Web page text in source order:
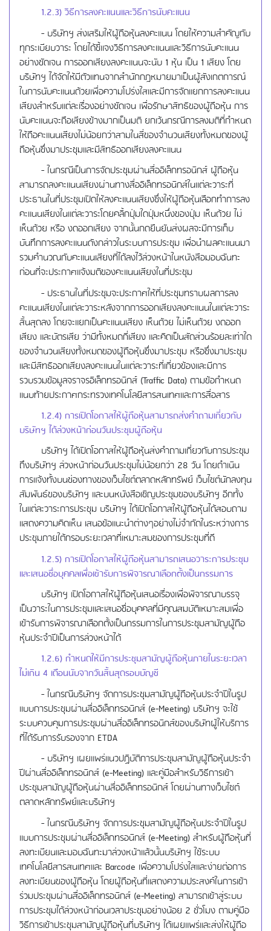
1.2.3) วิธีการลงคะแนนและวิธีการนับคะแนน
- บริษัทฯ ส่งเสริมให้ผู้ถือหุ้นลงคะแนน โดยให้ความสำคัญกับ
ทุกระเบียบวาระ โดยได้ชี้แจงวิธีการลงคะแนนและวิธีการนับคะแนน
อย่างชัดเจน การออกเสียงลงคะแนนจะนับ 1 หุ้น เป็น 1 เสียง โดย
บริษัทฯ ได้จัดให้มีตัวแทนจากสำนักกฎหมายมาเป็นผู้สังเกตการณ์
ในการนับคะแนนด้วยเพื่อความโปร่งใสและมีการจัดแยกการลงคะแนน
เสียงสำหรับแต่ละเรื่องอย่างชัดเจน เพื่อรักษาสิทธิของผู้ถือหุ้น การ
นับคะแนนจะถือเสียงข้างมากเป็นมติ ยกเว้นกรณีการลงมติที่กำหนด
ให้ถือคะแนนเสียงไม่น้อยกว่าสามในสี่ของจำนวนเสียงทั้งหมดของผู้
ถือหุ้นซึ่งมาประชุมและมีสิทธิออกเสียงลงคะแนน
- ในกรณีเป็นการจัดประชุมผ่านสื่ออิเล็กทรอนิกส์ ผู้ถือหุ้น
สามารถลงคะแนนเสียงผ่านทางสื่ออิเล็กทรอนิกส์ในแต่ละวาระที่
ประธานในที่ประชุมเปิดให้ลงคะแนนเสียงซึ่งให้ผู้ถือหุ้นเลือกทำการลง
คะแนนเสียงในแต่ละวาระโดยคลิ้กปุ่มใดปุ่มหนึ่งของปุ่ม เห็นด้วย ไม่
เห็นด้วย หรือ งดออกเสียง จากนั้นกดยืนยันส่งผลจะมีการเก็บ
บันทึกการลงคะแนนดังกล่าวในระบบการประชุม เพื่อนำผลคะแนนมา
รวมคำนวณกับคะแนนเสียงที่ได้ลงไว้ล่วงหน้าในหนังสือมอบฉันทะ
ก่อนที่จะประกาศแจ้งมติของคะแนนเสียงในที่ประชุม
- ประธานในที่ประชุมจะประกาศให้ที่ประชุมทราบผลการลง
คะแนนเสียงในแต่ละวาระหลังจากการออกเสียงลงคะแนนในแต่ละวาระ
สิ้นสุดลง โดยจะแยกเป็นคะแนนเสียง เห็นด้วย ไม่เห็นด้วย งดออก
เสียง และบัตรเสีย ว่ามีทั้งหมดกี่เสียง และคิดเป็นสัดส่วนร้อยละเท่าใด
ของจำนวนเสียงทั้งหมดของผู้ถือหุ้นซึ่งมาประชุม หรือซึ่งมาประชุม
และมีสิทธิออกเสียงลงคะแนนในแต่ละวาระที่เกี่ยวข้องและมีการ
รวบรวมข้อมูลจราจรอิเล็กทรอนิกส์ (Traffic Data) ตามข้อกําหนด
แนบท้ายประกาศกระทรวงเทคโนโลยีสารสนเทศและการสื่อสาร
1.2.4) การเปิดโอกาสให้ผู้ถือหุ้นสามารถส่งคำถามเกี่ยวกับ
บริษัทฯ ได้ล่วงหน้าก่อนวันประชุมผู้ถือหุ้น
บริษัทฯ ได้เปิดโอกาสให้ผู้ถือหุ้นส่งคำถามเกี่ยวกับการประชุม
ถึงบริษัทฯ ล่วงหน้าก่อนวันประชุมไม่น้อยกว่า 28 วัน โดยดำเนิน
การแจ้งทั้งบนช่องทางของเว็บไซต์ตลาดหลักทรัพย์ เว็บไซต์นักลงทุน
สัมพันธ์ของบริษัทฯ และบนหนังสือเชิญประชุมของบริษัทฯ อีกทั้ง
ในแต่ละวาระการประชุม บริษัทฯ ได้เปิดโอกาสให้ผู้ถือหุ้นได้สอบถาม
แสดงความคิดเห็น เสนอข้อแนะนำต่างๆอย่างไม่จำกัดในระหว่างการ
ประชุมภายใต้กรอบระยะเวลาที่เหมาะสมของการประชุมที่ดี
1.2.5) การเปิดโอกาสให้ผู้ถือหุ้นสามารถเสนอวาระการประชุม
และเสนอชื่อบุคคลเพื่อเข้ารับการพิจารณาเลือกตั้งเป็นกรรมการ
บริษัทฯ เปิดโอกาสให้ผู้ถือหุ้นเสนอเรื่องเพื่อพิจารณาบรรจุ
เป็นวาระในการประชุมและเสนอชื่อบุคคลที่มีคุณสมบัติเหมาะสมเพื่อ
เข้ารับการพิจารณาเลือกตั้งเป็นกรรมการในการประชุมสามัญผู้ถือ
หุ้นประจำปีเป็นการล่วงหน้าได้
1.2.6) กำหนดให้มีการประชุมสามัญผู้ถือหุ้นภายในระยะเวลา
ไม่เกิน 4 เดือนนับจากวันสิ้นสุดรอบบัญชี
- ในกรณีบริษัทฯ จัดการประชุมสามัญผู้ถือหุ้นประจำปีในรูป
แบบการประชุมผ่านสื่ออิเล็กทรอนิกส์ (e-Meeting) บริษัทฯ จะใช้
ระบบควบคุมการประชุมผ่านสื่ออิเล็กทรอนิกส์ของบริษัทผู้ให้บริการ
ที่ได้รับการรับรองจาก ETDA
- บริษัทฯ เผยแพร่แนวปฏิบัติการประชุมสามัญผู้ถือหุ้นประจำ
ปีผ่านสื่ออิเล็กทรอนิกส์ (e-Meeting) และคู่มือสำหรับวิธีการเข้า
ประชุมสามัญผู้ถือหุ้นผ่านสื่ออิเล็กทรอนิกส์ โดยผ่านทางเว็บไซต์
ตลาดหลักทรัพย์และบริษัทฯ
- ในกรณีบริษัทฯ จัดการประชุมสามัญผู้ถือหุ้นประจำปีในรูป
แบบการประชุมผ่านสื่ออิเล็กทรอนิกส์ (e-Meeting) สำหรับผู้ถือหุ้นที่
ลงทะเบียนและมอบฉันทะมาล่วงหน้าแล้วนั้นบริษัทฯ ใช้ระบบ
เทคโนโลยีสารสนเทศและ Barcode เพื่อความโปร่งใสและง่ายต่อการ
ลงทะเบียนของผู้ถือหุ้น โดยผู้ถือหุ้นที่แสดงความประสงค์ในการเข้า
ร่วมประชุมผ่านสื่ออิเล็กทรอนิกส์ (e-Meeting) สามารถเข้าสู่ระบบ
การประชุมได้ล่วงหน้าก่อนเวลาประชุมอย่างน้อย 2 ชั่วโมง ตามคู่มือ
วิธีการเข้าประชุมสามัญผู้ถือหุ้นที่บริษัทฯ ได้เผยแพร่และส่งให้ผู้ถือ